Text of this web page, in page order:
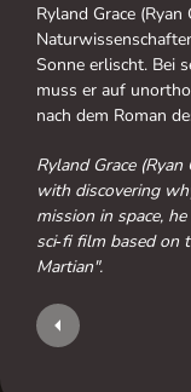
Ryland Grace
Sonne erlischt. Bei
muss er auf
nach dem Roman
Ryland Grace
with discovering
mission in space,
sci‑fi film based on
Martian".